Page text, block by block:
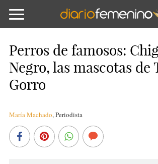
Perros de famosos:
Negro, las mascotas de
Gorro
María Machado,Periodista